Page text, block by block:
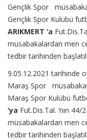
Gençlik Spor
Gençlik Spor Kulübü
ARIKMERT ‘a
müsabakalardan men
tedbir tarihinden
9.05.12.2021 tarihinde
Maraş Spor
Maraş Spor Kulübü
‘ya Fut.Dis.Tal. ‘nın
müsabakalardan men
tedbir tarihinden